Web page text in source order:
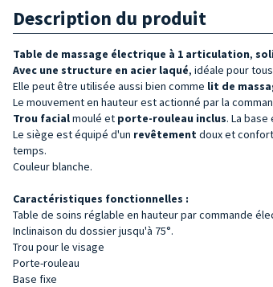
Description du produit
Table de massage électrique à 1 articulation,
Avec une structure en acier laqué, idéale pour
Elle peut être utilisée aussi bien comme lit de
Le mouvement en hauteur est actionné par la
Trou facialmoulé et porte-rouleau inclus. La
Le siège est équipé d'un revêtementdoux et
temps.
Couleur blanche.
Caractéristiques fonctionnelles :
Table de soins réglable en hauteur par commande
Inclinaison du dossier jusqu'à 75°.
Trou pour le visage
Porte-rouleau
Base fixe